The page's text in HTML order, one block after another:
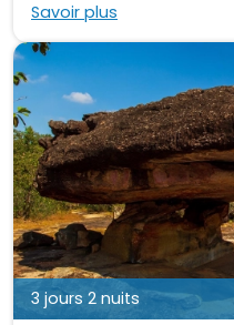
Savoir plus
3 jours 2 nuits